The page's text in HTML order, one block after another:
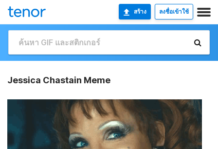
สร้าง ลงชื่อเข้าใช้
Jessica Chastain Meme